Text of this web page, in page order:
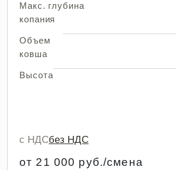
Макс. глубина
копания
Объем
ковша
Высота
с НДСбез НДС
от 21 000 руб./смена